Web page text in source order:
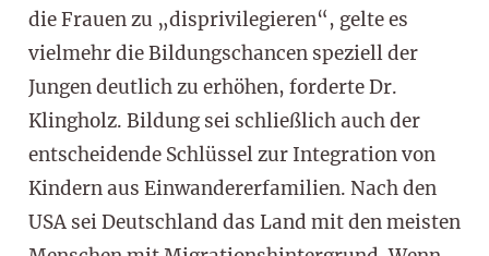
die Frauen zu „disprivilegieren“, gelte es
vielmehr die Bildungschancen speziell der
Jungen deutlich zu erhöhen, forderte Dr.
Klingholz. Bildung sei schließlich auch der
entscheidende Schlüssel zur Integration von
Kindern aus Einwandererfamilien. Nach den
USA sei Deutschland das Land mit den meisten